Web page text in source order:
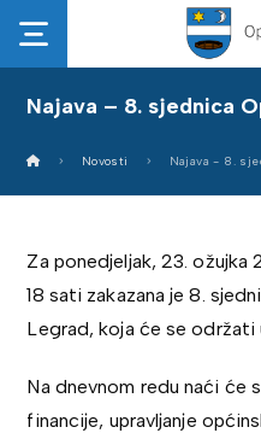
Najava – 8. sjednica
Novosti Najava - 8.
Za ponedjeljak, 23.
18 sati zakazana je 8.
Legrad, koja će se održati
Na dnevnom redu naći će
financije, upravljanje